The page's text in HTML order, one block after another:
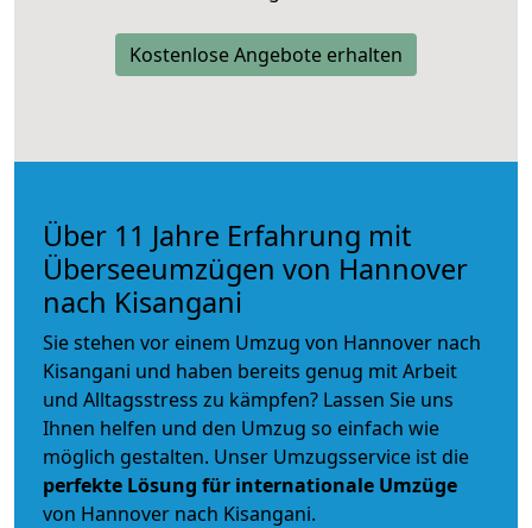
Kostenlose Angebote erhalten
Über 11 Jahre Erfahrung mit
Überseeumzügen von Hannover
nach Kisangani
Sie stehen vor einem Umzug von Hannover nach
Kisangani und haben bereits genug mit Arbeit
und Alltagsstress zu kämpfen? Lassen Sie uns
Ihnen helfen und den Umzug so einfach wie
möglich gestalten. Unser Umzugsservice ist die
perfekte Lösung für internationale Umzüge
von Hannover nach Kisangani.